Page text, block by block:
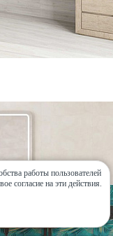
работы пользователей
согласие на эти действия.